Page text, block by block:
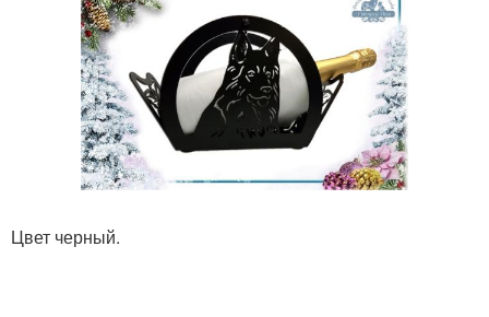
Цвет черный.